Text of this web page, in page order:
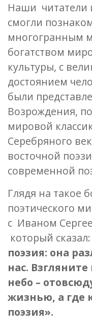
Наши читатели
смогли
многогранным
богатством
культуры, с
достоянием
были
Возрождения,
мировой
Серебряного
восточной
современной
Глядя на такое
поэтического
с Иваном
который сказал:
поэзия: она
нас.
небо –
жизнью, а где
поэзия».